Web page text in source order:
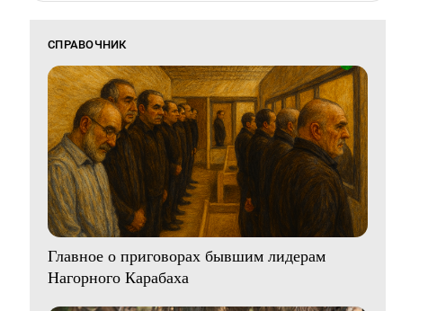
СПРАВОЧНИК
Главное о приговорах бывшим лидерам
Нагорного Карабаха